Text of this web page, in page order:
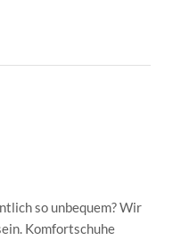
so unbequem? Wir
Komfortschuhe